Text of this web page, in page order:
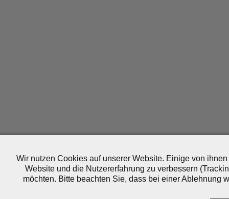
Wir nutzen Cookies auf unserer Website. Einige von
Website und die Nutzererfahrung zu verbessern
möchten. Bitte beachten Sie, dass bei einer Ablehnung